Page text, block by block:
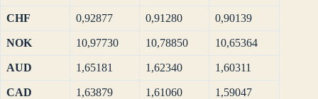
CHF 0,92877 0,91280 0,90139
NOK 10,97730 10,78850 10,65364
AUD 1,65181 1,62340 1,60311
CAD 1,63879 1,61060 1,59047